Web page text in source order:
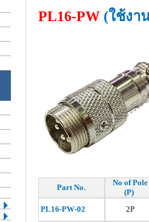
PL16-PW (ใช้งา
Part No.
No of Pole
(P)
PL16-PW-02
2P